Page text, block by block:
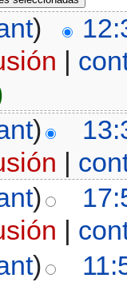
)
|
)
|
)
|
)